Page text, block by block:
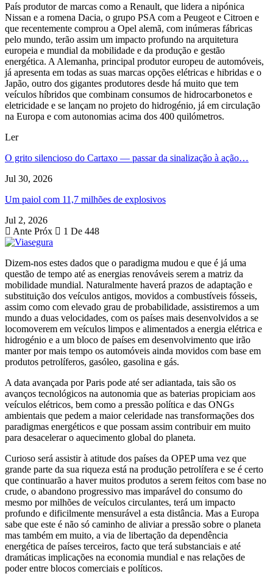
País produtor de marcas como a Renault, que lidera a nipónica
Nissan e a romena Dacia, o grupo PSA com a Peugeot e Citroen e
que recentemente comprou a Opel alemã, com inúmeras fábricas
pelo mundo, terão assim um impacto profundo na arquitetura
europeia e mundial da mobilidade e da produção e gestão
energética. A Alemanha, principal produtor europeu de automóveis,
já apresenta em todas as suas marcas opções elétricas e hibridas e o
Japão, outro dos gigantes produtores desde há muito que tem
veículos híbridos que combinam consumos de hidrocarbonetos e
eletricidade e se lançam no projeto do hidrogénio, já em circulação
na Europa e com autonomias acima dos 400 quilómetros.
Ler
O grito silencioso do Cartaxo — passar da sinalização à ação…
Jul 30, 2026
Um paiol com 11,7 milhões de explosivos
Jul 2, 2026
Ante Próx 1 De 448
Dizem-nos estes dados que o paradigma mudou e que é já uma
questão de tempo até as energias renováveis serem a matriz da
mobilidade mundial. Naturalmente haverá prazos de adaptação e
substituição dos veículos antigos, movidos a combustíveis fósseis,
assim como com elevado grau de probabilidade, assistiremos a um
mundo a duas velocidades, com os países mais desenvolvidos a se
locomoverem em veículos limpos e alimentados a energia elétrica e
hidrogénio e a um bloco de países em desenvolvimento que irão
manter por mais tempo os automóveis ainda movidos com base em
produtos petrolíferos, gasóleo, gasolina e gás.
A data avançada por Paris pode até ser adiantada, tais são os
avanços tecnológicos na autonomia que as baterias propiciam aos
veículos elétricos, bem como a pressão política e das ONGs
ambientais que pedem a maior celeridade nas transformações dos
paradigmas energéticos e que possam assim contribuir em muito
para desacelerar o aquecimento global do planeta.
Curioso será assistir à atitude dos países da OPEP uma vez que
grande parte da sua riqueza está na produção petrolífera e se é certo
que continuarão a haver muitos produtos a serem feitos com base no
crude, o abandono progressivo mas imparável do consumo do
mesmo por milhões de veículos circulantes, terá um impacto
profundo e dificilmente mensurável a esta distância. Mas a Europa
sabe que este é não só caminho de aliviar a pressão sobre o planeta
mas também em muito, a via de libertação da dependência
energética de países terceiros, facto que terá substanciais e até
dramáticas implicações na economia mundial e nas relações de
poder entre blocos comerciais e políticos.